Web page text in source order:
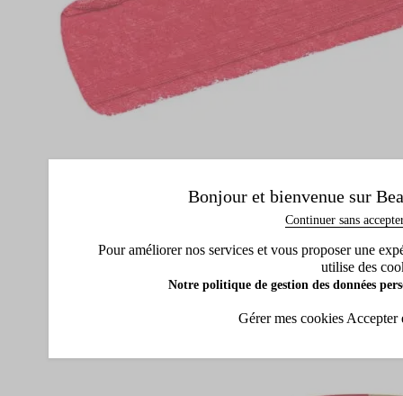
Bonjour et bienvenue sur
Continuer sans
Pour améliorer nos services et vous proposer une
utilise des
Notre politique de gestion des données
Gérer mes cookies Accepter